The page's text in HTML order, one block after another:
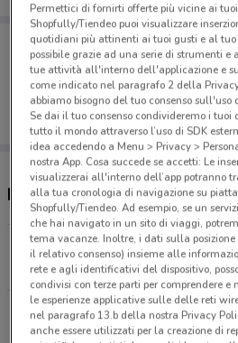
Porta DoveConviene
Puoi trovare le migliori
salvarle e creare la tua lista
dal tuo cellulare.
Negozi Barilla a Ciampino
Via Carlo Pirzio Biroli, 37
411 m
Via San Paolo della Croce
441 m
APERTO
Permettici di fornirti offerte più vicine ai
Shopfully/Tiendeo puoi visualizzare
quotidiani più attinenti ai tuoi gusti e al tuo
possibile grazie ad una serie di strumenti
tue attività all'interno dell'applicazione e
come indicato nel paragrafo 2 della
abbiamo bisogno del tuo consenso
Se dai il tuo consenso condivideremo i
tutto il mondo attraverso l’uso di SDK
idea accedendo a Menu > Privacy >
nostra App. Cosa succede se accetti: Le
visualizzerai all'interno dell’app potranno
alla tua cronologia di navigazione su
Shopfully/Tiendeo. Ad esempio, se un
che hai navigato in un sito di viaggi,
tema vacanze. Inoltre, i dati sulla
il relativo consenso) insieme alle
rete e agli identificativi del dispositivo,
condivisi con terze parti per comprendere
le esperienze applicative sulle delle reti
nel paragrafo 13.b della nostra Privacy
anche essere utilizzati per la creazione di